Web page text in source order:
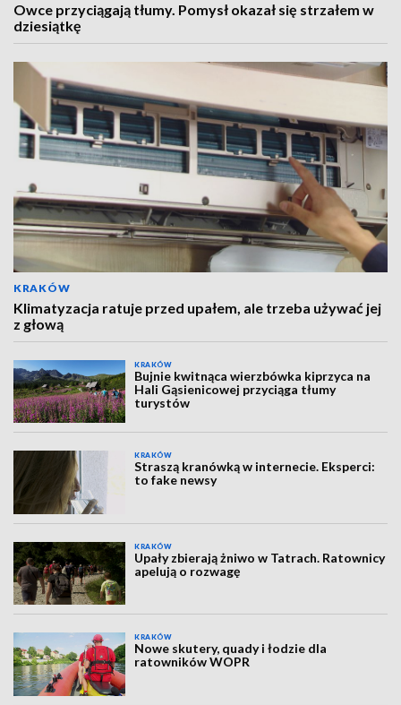
Owce przyciągają tłumy. Pomysł okazał się strzałem w
dziesiątkę
KRAKÓW
Klimatyzacja ratuje przed upałem, ale trzeba używać jej
z głową
KRAKÓW
Bujnie kwitnąca wierzbówka kiprzyca na
Hali Gąsienicowej przyciąga tłumy
turystów
KRAKÓW
Straszą kranówką w internecie. Eksperci:
to fake newsy
KRAKÓW
Upały zbierają żniwo w Tatrach. Ratownicy
apelują o rozwagę
KRAKÓW
Nowe skutery, quady i łodzie dla
ratowników WOPR